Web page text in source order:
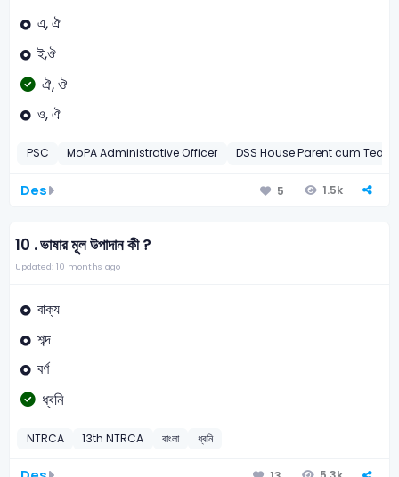
এ, ঐ
ই,ঔ
ঐ, ঔ
ও, ঐ
PSC MoPA Administrative Officer DSS House Parent cum
Des 5 1.5k
10 .ভাষার মূল উপাদান কী ?
Updated: 10 months ago
বাক্য
শব্দ
বর্ণ
ধ্বনি
NTRCA 13th NTRCA বাংলা ধ্বনি